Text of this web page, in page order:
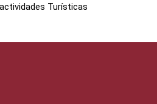
Turísticas